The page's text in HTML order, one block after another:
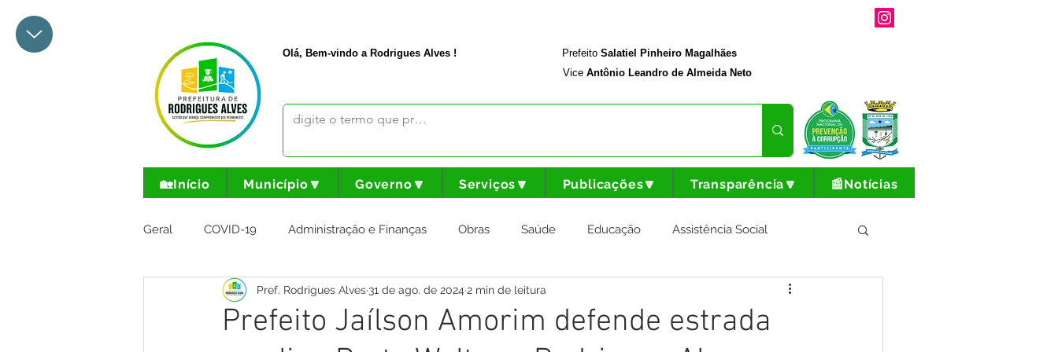
Olá, Bem-vindo a Rodrigues Alves ! Prefeito Salatiel Pinheiro Magalhães
Vice Antônio Leandro de Almeida Neto
🏡Início Município🔽 Governo🔽 Serviços🔽 Publicações🔽 Transparência🔽 📰Notícias
Geral COVID-19 Administração e Finanças Obras Saúde Educação Assistência Social
Meio Ambiente e Turismo Institucional e Governo Cultura Esporte e Lazer
Prefeito Jaílson Amorim defende estrada
Pref. Rodrigues Alves 31 de ago. de 2024 2 min de leitura